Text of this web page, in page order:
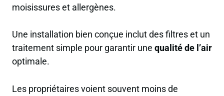
moisissures et allergènes.
Une installation bien conçue inclut des filtres et un
traitement simple pour garantir une qualité de l’air
optimale.
Les propriétaires voient souvent moins de